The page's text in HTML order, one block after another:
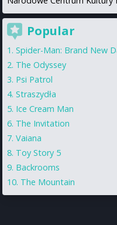
Popular
Spider-Man: Brand New
The Odyssey
Psi Patrol
Straszydła
Ice Cream Man
The Invitation
Vaiana
Toy Story 5
Backrooms
The Mountain